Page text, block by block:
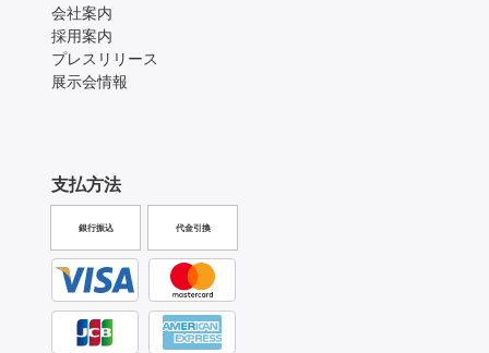
会社案内
採用案内
プレスリリース
展示会情報
支払方法
銀行振込 代金引換